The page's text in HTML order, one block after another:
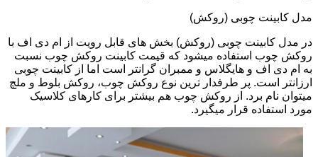
مدل کابینت چوبی (روکش)
در مدل کابینت چوبی (روکش) بخش های قابل رویت از ام دی اف با
روکش چوب استفاده میشود که قیمت کابینت روکش چوب نسبت
به ام دی اف و هایگلاس و ممبران گرانتر است اما از کابینت چوبی
ارزانتر است. پر طرفدار ترین نوع روکش چوب، روکش بلوط و ملچ
میتوان نام برد. از روکش چوب هم بیشتر برای کارهای کلاسیک
مورد استفاده قرار میگیرد.